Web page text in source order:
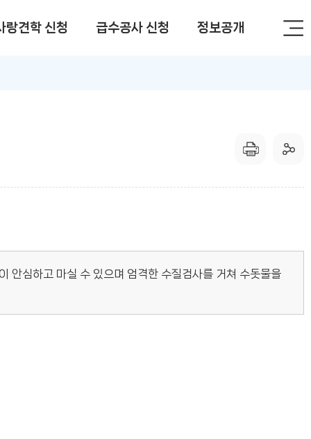
랑견학 신청 급수공사 신청 정보공개
안심하고 마실 수 있으며 엄격한 수질검사를 거쳐 수돗물을